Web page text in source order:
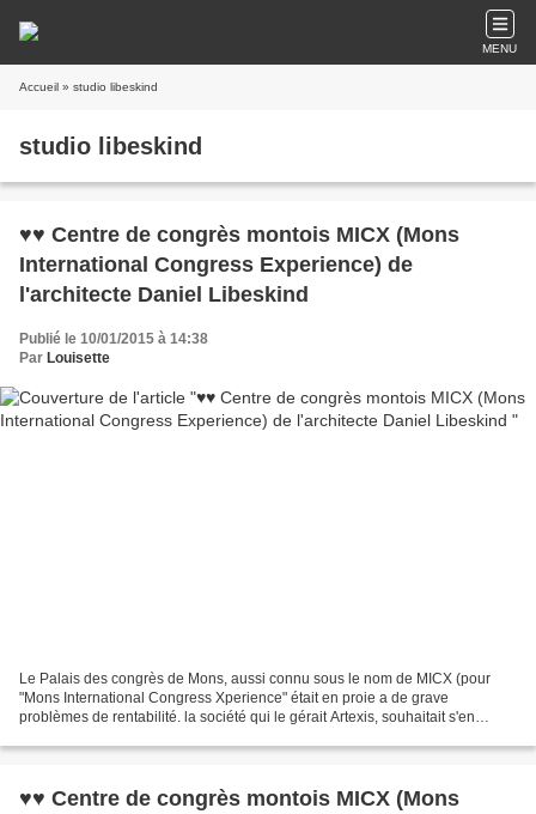
MENU
Accueil » studio libeskind
studio libeskind
♥♥ Centre de congrès montois MICX (Mons
International Congress Experience) de
l'architecte Daniel Libeskind
Publié le 10/01/2015 à 14:38
Par Louisette
Le Palais des congrès de Mons, aussi connu sous le nom de MICX (pour
"Mons International Congress Xperience" était en proie a de grave
problèmes de rentabilité. la société qui le gérait Artexis, souhaitait s'en
♥♥ Centre de congrès montois MICX (Mons